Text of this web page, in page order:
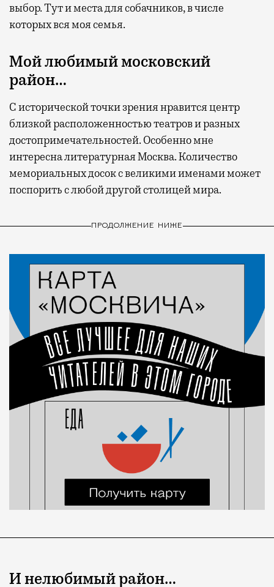
выбор. Тут и места для собачников, в числе
которых вся моя семья.
Мой любимый московский
район…
С исторической точки зрения нравится центр
близкой расположенностью театров и разных
достопримечательностей. Особенно мне
интересна литературная Москва. Количество
мемориальных досок с великими именами может
поспорить с любой другой столицей мира.
ПРОДОЛЖЕНИЕ НИЖЕ
И нелюбимый район…